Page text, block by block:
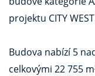
projektu CITY
Budova nabízí 5
celkovými 22 755